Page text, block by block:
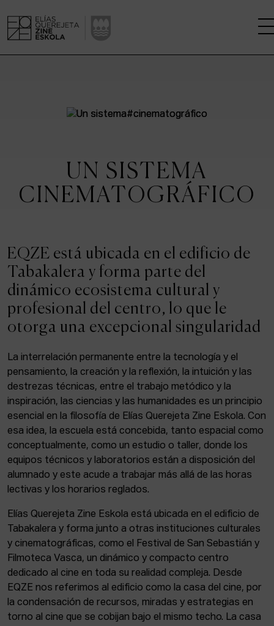
CENTRO DE INVESTIGACIÓN
KINOFABRIKA
LA CASA DEL CINE
ACTUALIDAD
Admisión
Intranet
Facebook Equis Instagram
© Elías Querejeta Zine Eskola 2026
Tabakalera · Andre zigarrogileak plaza, 1
20012 Donostia / San Sebastián
T. 0034 943 545 005
E. info@zine-eskola.eus
UN SISTEMA
CINEMATOGRÁFICO
EQZE está ubicada en el edificio de
Tabakalera y forma parte del
dinámico ecosistema cultural y
profesional del centro, lo que le
otorga una excepcional singularidad
La interrelación permanente entre la tecnología y el
pensamiento, la creación y la reflexión, la intuición y las
destrezas técnicas, entre el trabajo metódico y la
inspiración, las ciencias y las humanidades es un principio
esencial en la filosofía de Elías Querejeta Zine Eskola. Con
esa idea, la escuela está concebida, tanto espacial como
conceptualmente, como un estudio o taller, donde los
equipos técnicos y laboratorios están a disposición del
alumnado y este acude a trabajar más allá de las horas
lectivas y los horarios reglados.
Elías Querejeta Zine Eskola está ubicada en el edificio de
Tabakalera y forma junto a otras instituciones culturales
y cinematográficas, como el Festival de San Sebastián y
Filmoteca Vasca, un dinámico y compacto centro
dedicado al cine en toda su realidad compleja. Desde
EQZE nos referimos al edificio como la casa del cine, por
la condensación de recursos, miradas y estrategias en
torno al cine que se cobijan bajo el mismo techo. La casa